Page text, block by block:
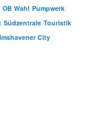
OB Wahl Pumpwerk
Südzentrale Touristik
City